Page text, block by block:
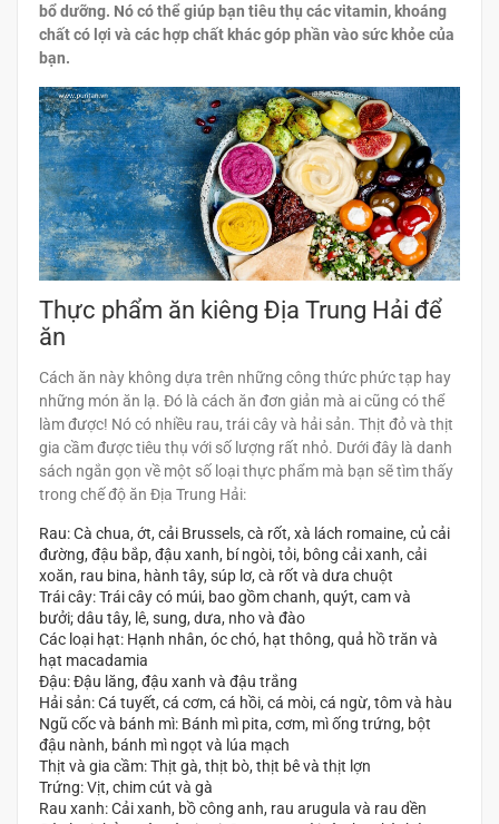
bổ dưỡng. Nó có thể giúp bạn tiêu thụ các vitamin, khoáng
chất có lợi và các hợp chất khác góp phần vào sức khỏe của
bạn.
Thực phẩm ăn kiêng Địa Trung Hải để
ăn
Cách ăn này không dựa trên những công thức phức tạp hay
những món ăn lạ. Đó là cách ăn đơn giản mà ai cũng có thể
làm được! Nó có nhiều rau, trái cây và hải sản. Thịt đỏ và thịt
gia cầm được tiêu thụ với số lượng rất nhỏ. Dưới đây là danh
sách ngắn gọn về một số loại thực phẩm mà bạn sẽ tìm thấy
trong chế độ ăn Địa Trung Hải:
Rau: Cà chua, ớt, cải Brussels, cà rốt, xà lách romaine, củ cải
đường, đậu bắp, đậu xanh, bí ngòi, tỏi, bông cải xanh, cải
xoăn, rau bina, hành tây, súp lơ, cà rốt và dưa chuột
Trái cây: Trái cây có múi, bao gồm chanh, quýt, cam và
bưởi; dâu tây, lê, sung, dưa, nho và đào
Các loại hạt: Hạnh nhân, óc chó, hạt thông, quả hồ trăn và
hạt macadamia
Đậu: Đậu lăng, đậu xanh và đậu trắng
Hải sản: Cá tuyết, cá cơm, cá hồi, cá mòi, cá ngừ, tôm và hàu
Ngũ cốc và bánh mì: Bánh mì pita, cơm, mì ống trứng, bột
đậu nành, bánh mì ngọt và lúa mạch
Thịt và gia cầm: Thịt gà, thịt bò, thịt bê và thịt lợn
Trứng: Vịt, chim cút và gà
Rau xanh: Cải xanh, bồ công anh, rau arugula và rau dền